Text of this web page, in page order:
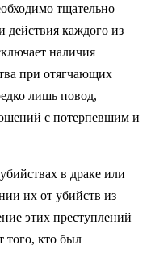
тщательно
действия каждого из
наличия
при отягчающих
лишь повод,
с потерпевшим и
в драке или
их от убийств из
этих преступлений
того, кто был